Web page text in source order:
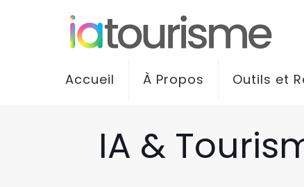
Accueil À Propos Outils et
IA &